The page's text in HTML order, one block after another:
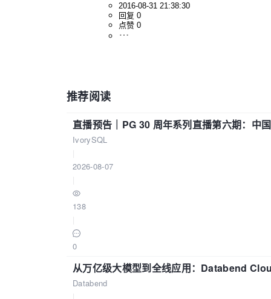
2016-08-31 21:38:30
回复 0
点赞 0
推荐阅读
直播预告｜PG 30 周年系列直播第六期：
IvorySQL
2026-08-07
138
0
从万亿级大模型到全线应用：Databend
Databend